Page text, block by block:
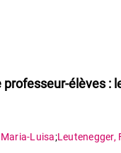
élèves
Maria-Luisa;Leutenegger,